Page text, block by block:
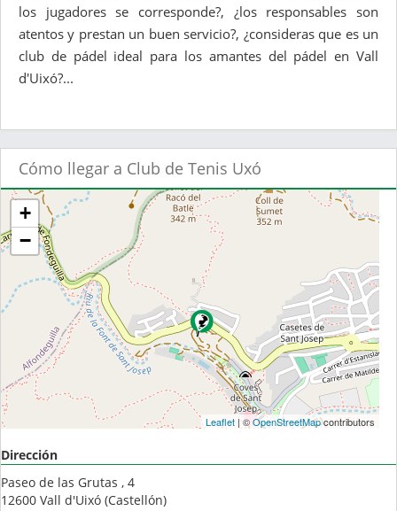
los jugadores se corresponde?, ¿los responsables son
atentos y prestan un buen servicio?, ¿consideras que es un
club de pádel ideal para los amantes del pádel en Vall
d'Uixó?...
Cómo llegar a Club de Tenis Uxó
+
−
Leaflet| ©OpenStreetMapcontributors
Dirección
Paseo de las Grutas , 4
12600 Vall d'Uixó (Castellón)